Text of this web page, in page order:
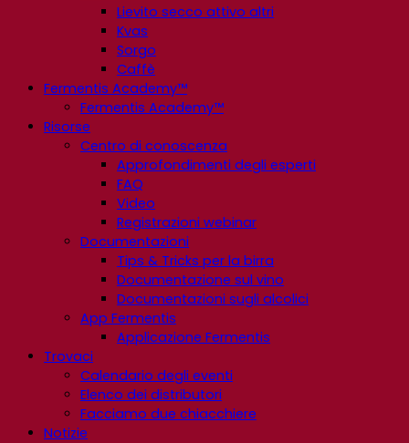
Lievito secco attivo altri
Kvas
Sorgo
Caffè
Fermentis Academy™
Fermentis Academy™
Risorse
Centro di conoscenza
Approfondimenti degli esperti
FAQ
Video
Registrazioni webinar
Documentazioni
Tips & Tricks per la birra
Documentazione sul vino
Documentazioni sugli alcolici
App Fermentis
Applicazione Fermentis
Trovaci
Calendario degli eventi
Elenco dei distributori
Facciamo due chiacchiere
Notizie